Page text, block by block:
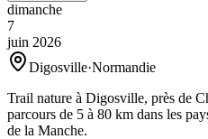
dimanche
7
juin 2026
Digosville·Normandie
Trail nature à Digosville, près de
parcours de 5 à 80 km dans les
de la Manche.